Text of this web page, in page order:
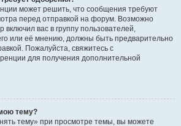
может решить, что сообщения требуют
перед отправкой на форум. Возможно
включил вас в группу пользователей,
или её мнению, должны быть предварительно
Пожалуйста, свяжитесь с
для получения дополнительной
тему?
тему» при просмотре темы, вы можете